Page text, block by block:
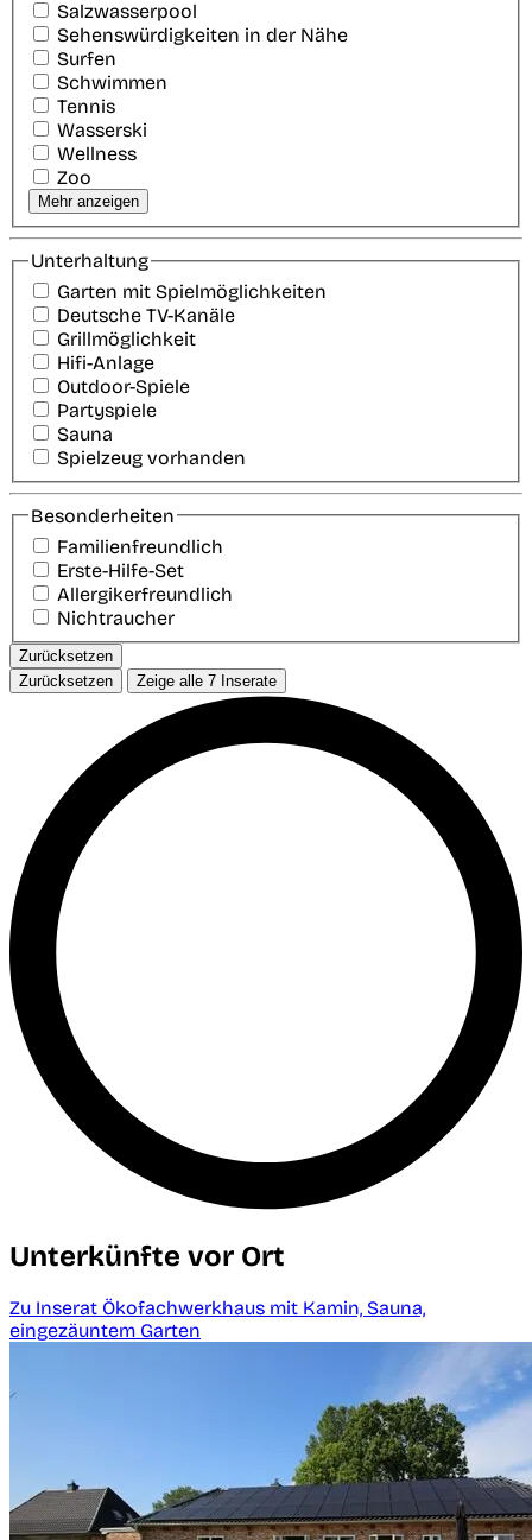
Salzwasserpool
Sehenswürdigkeiten in der Nähe
Surfen
Schwimmen
Tennis
Wasserski
Wellness
Zoo
Mehr anzeigen
Unterhaltung
Garten mit Spielmöglichkeiten
Deutsche TV-Kanäle
Grillmöglichkeit
Hifi-Anlage
Outdoor-Spiele
Partyspiele
Sauna
Spielzeug vorhanden
Besonderheiten
Familienfreundlich
Erste-Hilfe-Set
Allergikerfreundlich
Nichtraucher
Zurücksetzen
Zurücksetzen
Zeige alle 7 Inserate
Unterkünfte vor Ort
Zu Inserat Ökofachwerkhaus mit Kamin, Sauna,
eingezäuntem Garten